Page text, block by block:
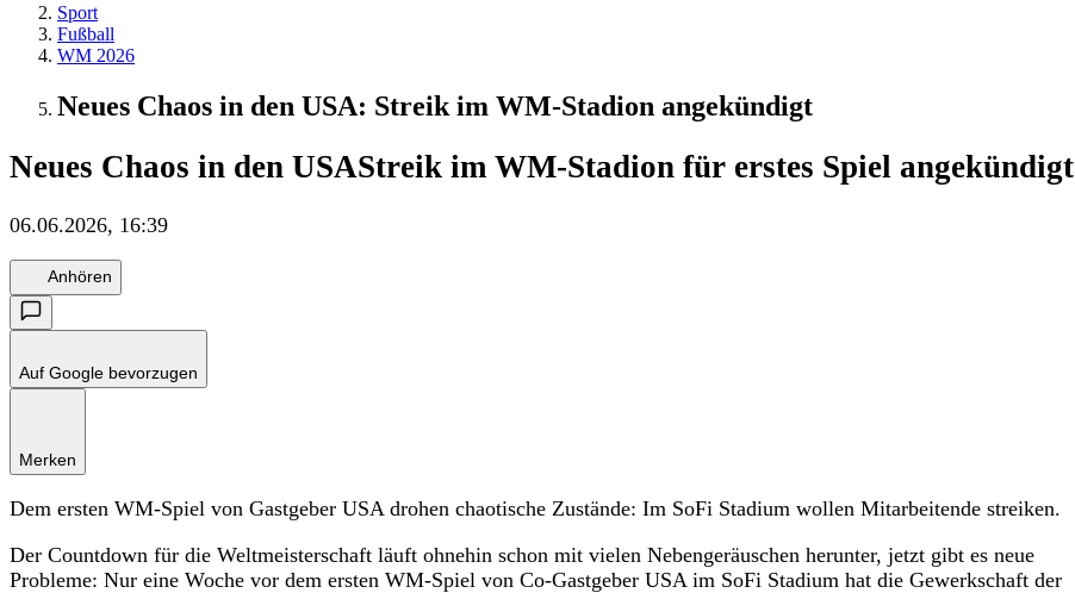
Sport
Fußball
WM 2026
Neues Chaos in den USA: Streik im WM-Stadion angekündigt
Neues Chaos in den USAStreik im WM-Stadion für erstes Spiel angekündigt
06.06.2026, 16:39
Anhören
Auf Google bevorzugen
Merken
Dem ersten WM-Spiel von Gastgeber USA drohen chaotische Zustände: Im SoFi Stadium wollen Mitarbeitende streiken.
Der Countdown für die Weltmeisterschaft läuft ohnehin schon mit vielen Nebengeräuschen herunter, jetzt gibt es neue
Probleme: Nur eine Woche vor dem ersten WM-Spiel von Co-Gastgeber USA im SoFi Stadium hat die Gewerkschaft der